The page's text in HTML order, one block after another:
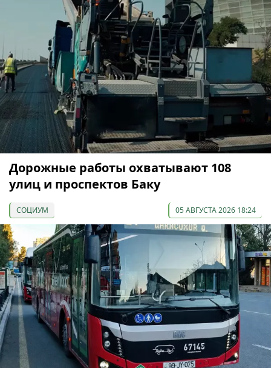
Дорожные работы охватывают 108
улиц и проспектов Баку
СОЦИУМ 05 АВГУСТА 2026 18:24